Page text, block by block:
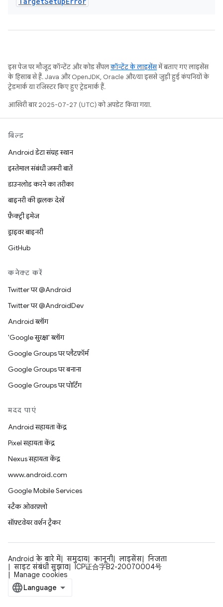
इस पेज पर मौजूद कॉन्टेंट और कोड सैंपलकॉन्टेंट के लाइसेंसमें बताए गए लाइसेंस
के हिसाब से हैं. Java और OpenJDK, Oracle और/या इससे जुड़ी हुई कंपनियों के
ट्रेडमार्क या रजिस्टर किए हुए ट्रेडमार्क हैं.
आखिरी बार 2025-07-27 (UTC) को अपडेट किया गया.
बिल्ड
Android डेटा संग्रह स्थान
इस्तेमाल संबंधी ज़रूरी बातें
डाउनलोड करने का तरीका
बाइनरी की झलक देखें
फ़ैक्ट्री इमेज
ड्राइवर बाइनरी
GitHub
कनेक्ट करें
Twitter पर @Android
Twitter पर @AndroidDev
Android ब्लॉग
'Google सुरक्षा' ब्लॉग
Google Groups पर प्लैटफ़ॉर्म
Google Groups पर बनाना
Google Groups पर पोर्टिंग
मदद पाएं
Android सहायता केंद्र
Pixel सहायता केंद्र
Nexus सहायता केंद्र
www.android.com
Google Mobile Services
स्टैक ओवरफ़्लो
सॉफ़्टवेयर वर्शन ट्रैकर
Android के बारे में समुदाय कानूनी लाइसेंस
निजता
साइट संबंधी सुझाव
ICP证合字B2-20070004号
Manage cookies